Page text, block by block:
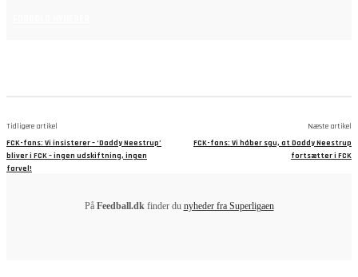
Tidligere artikel
FCK-fans: Vi insisterer – ‘Daddy Neestrup’
bliver i FCK – ingen udskiftning, ingen
farvel!
Næste artikel
FCK-fans: Vi håber sgu, at Daddy Neestrup
fortsætter i FCK
På Feedball.dkfinder du nyheder fra Superligaen